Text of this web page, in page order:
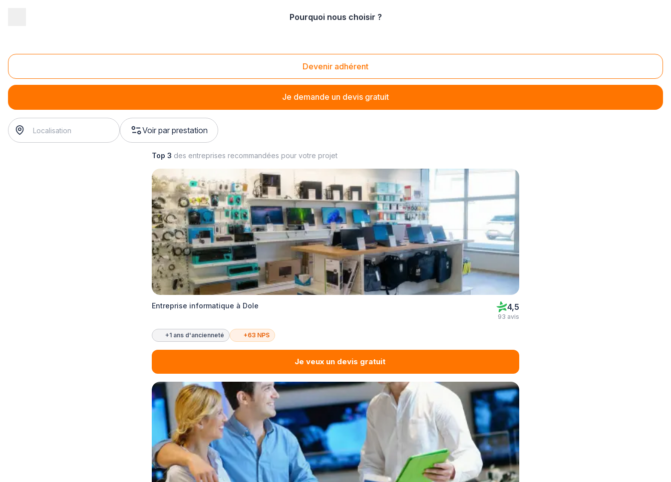
Pourquoi nous choisir ?
Devenir adhérent
Je demande un devis gratuit
Vente de smartphones
Vente de smartphones
Voir par prestation
Top 3 des entreprises recommandées pour votre projet
Entreprise informatique à Dole 4,5
93 avis
+1 ans d'ancienneté +63 NPS
Je veux un devis gratuit